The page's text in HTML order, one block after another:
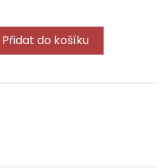
Přidat do košíku